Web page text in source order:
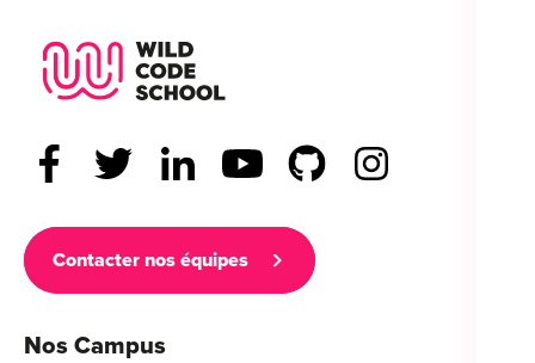
Contacter nos équipes
Nos Campus